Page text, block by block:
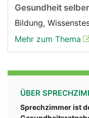
Gesundheit
Bildung,
Mehr zum Thema
ÜBER
Sprechzimmer ist